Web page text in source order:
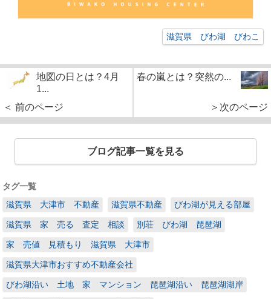
滋賀県 びわ湖 びわこ
地図の日とは？4月
1...
＜ 前のページ
春の嵐とは？突然の...
＞次のページ
ブログ記事一覧を見る
タグ一覧
滋賀県 大津市 不動産
滋賀県不動産 びわ湖が見える部屋
滋賀県 家 売る 査定 相談 別荘 びわ湖 琵琶湖
家 売値 見積もり 滋賀県 大津市
滋賀県大津市おすすめ不動産会社
びわ湖沿い 土地 家 マンション 琵琶湖沿い 琵琶湖湖岸